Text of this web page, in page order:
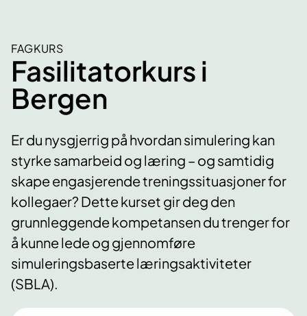
FAGKURS
Fasilitatorkurs i
Bergen
Er du nysgjerrig på hvordan simulering kan
styrke samarbeid og læring – og samtidig
skape engasjerende treningssituasjoner for
kollegaer? Dette kurset gir deg den
grunnleggende kompetansen du trenger for
å kunne lede og gjennomføre
simuleringsbaserte læringsaktiviteter
(SBLA).